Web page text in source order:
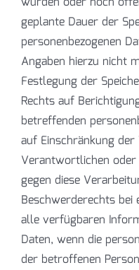
geplante Dauer der
personenbezogenen
Angaben hierzu nicht
Festlegung der
Rechts auf
betreffenden
auf Einschränkung
Verantwortlichen
gegen diese
Beschwerderechts
alle verfügbaren
Daten, wenn die
der betroffenen